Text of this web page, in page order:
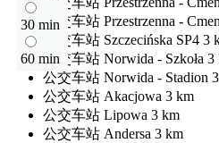
30 min
60 min
公交车站 Przestrzenna -
公交车站 Szczecińska SP4 3
公交车站 Norwida - Szkoła 3
公交车站 Norwida - Stadion
公交车站 Akacjowa 3 km
公交车站 Lipowa 3 km
公交车站 Andersa 3 km